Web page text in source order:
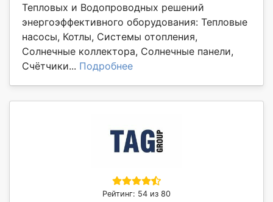
Тепловых и Водопроводных решений
энергоэффективного оборудования: Тепловые
насосы, Котлы, Системы отопления,
Солнечные коллектора, Солнечные панели,
Счётчики... Подробнее
Рейтинг: 54 из 80